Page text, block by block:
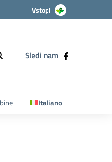
Vstopi
Sledi nam
Italiano